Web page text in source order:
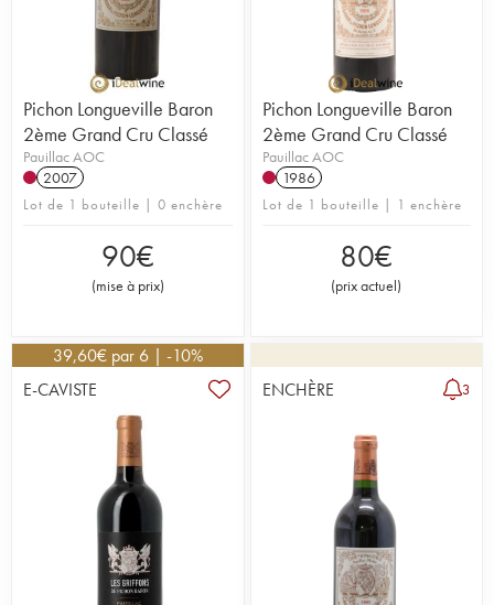
Pichon Longueville Baron
2ème Grand Cru Classé
Pauillac AOC
2007
Lot de 1 bouteille | 0 enchère
90€
(mise à prix)
Pichon Longueville Baron
2ème Grand Cru Classé
Pauillac AOC
1986
Lot de 1 bouteille | 1 enchère
80€
(prix actuel)
39,60€ par 6 | -10%
E-CAVISTE
ENCHÈRE 3